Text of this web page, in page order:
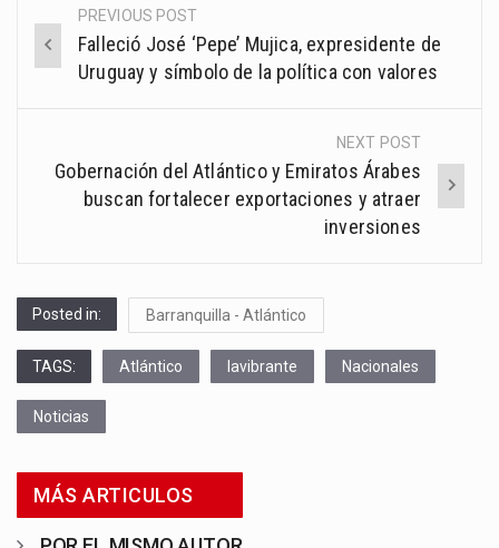
Post
navigation
PREVIOUS POST
Falleció José ‘Pepe’ Mujica, expresidente de
Uruguay y símbolo de la política con valores
NEXT POST
Gobernación del Atlántico y Emiratos Árabes
buscan fortalecer exportaciones y atraer
inversiones
Posted in: Barranquilla - Atlántico
TAGS: Atlántico lavibrante Nacionales
Noticias
MÁS ARTICULOS